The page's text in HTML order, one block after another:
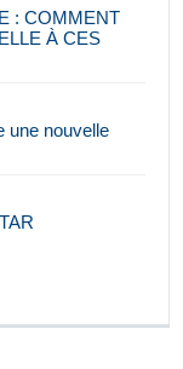
: COMMENT
À CES
une nouvelle